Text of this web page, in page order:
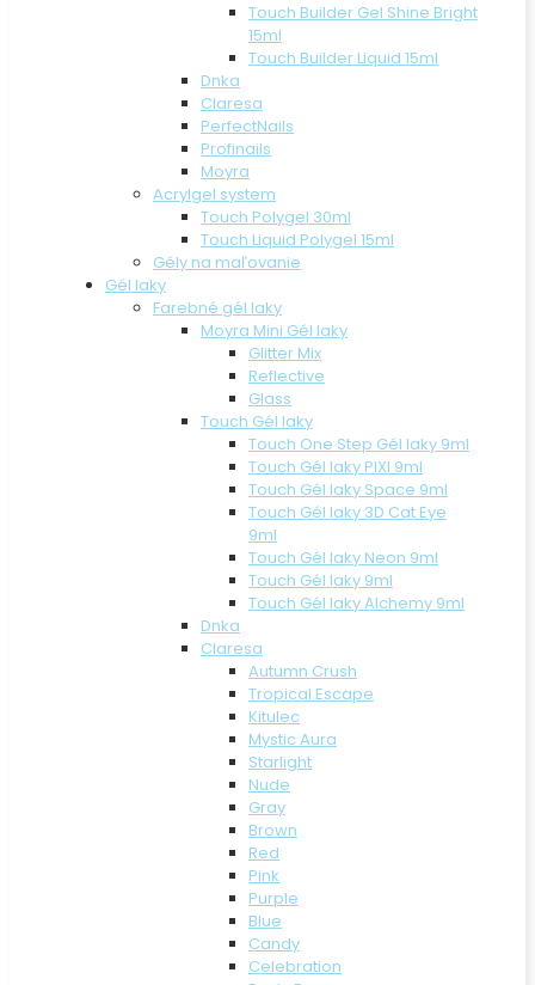
Touch Builder Gel Shine Bright
15ml
Touch Builder Liquid 15ml
Dnka
Claresa
PerfectNails
Profinails
Moyra
Acrylgel system
Touch Polygel 30ml
Touch Liquid Polygel 15ml
Gély na maľovanie
Gél laky
Farebné gél laky
Moyra Mini Gél laky
Glitter Mix
Reflective
Glass
Touch Gél laky
Touch One Step Gél laky 9ml
Touch Gél laky PIXI 9ml
Touch Gél laky Space 9ml
Touch Gél laky 3D Cat Eye
9ml
Touch Gél laky Neon 9ml
Touch Gél laky 9ml
Touch Gél laky Alchemy 9ml
Dnka
Claresa
Autumn Crush
Tropical Escape
Kitulec
Mystic Aura
Starlight
Nude
Gray
Brown
Red
Pink
Purple
Blue
Candy
Celebration